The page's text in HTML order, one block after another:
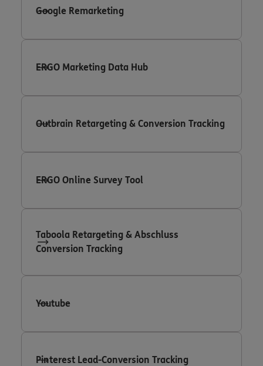
Google Remarketing
ERGO Marketing Data Hub
Outbrain Retargeting & Conversion Tracking
ERGO Online Survey Tool
Taboola Retargeting & Abschluss
Conversion Tracking
Youtube
Pinterest Lead-Conversion Tracking